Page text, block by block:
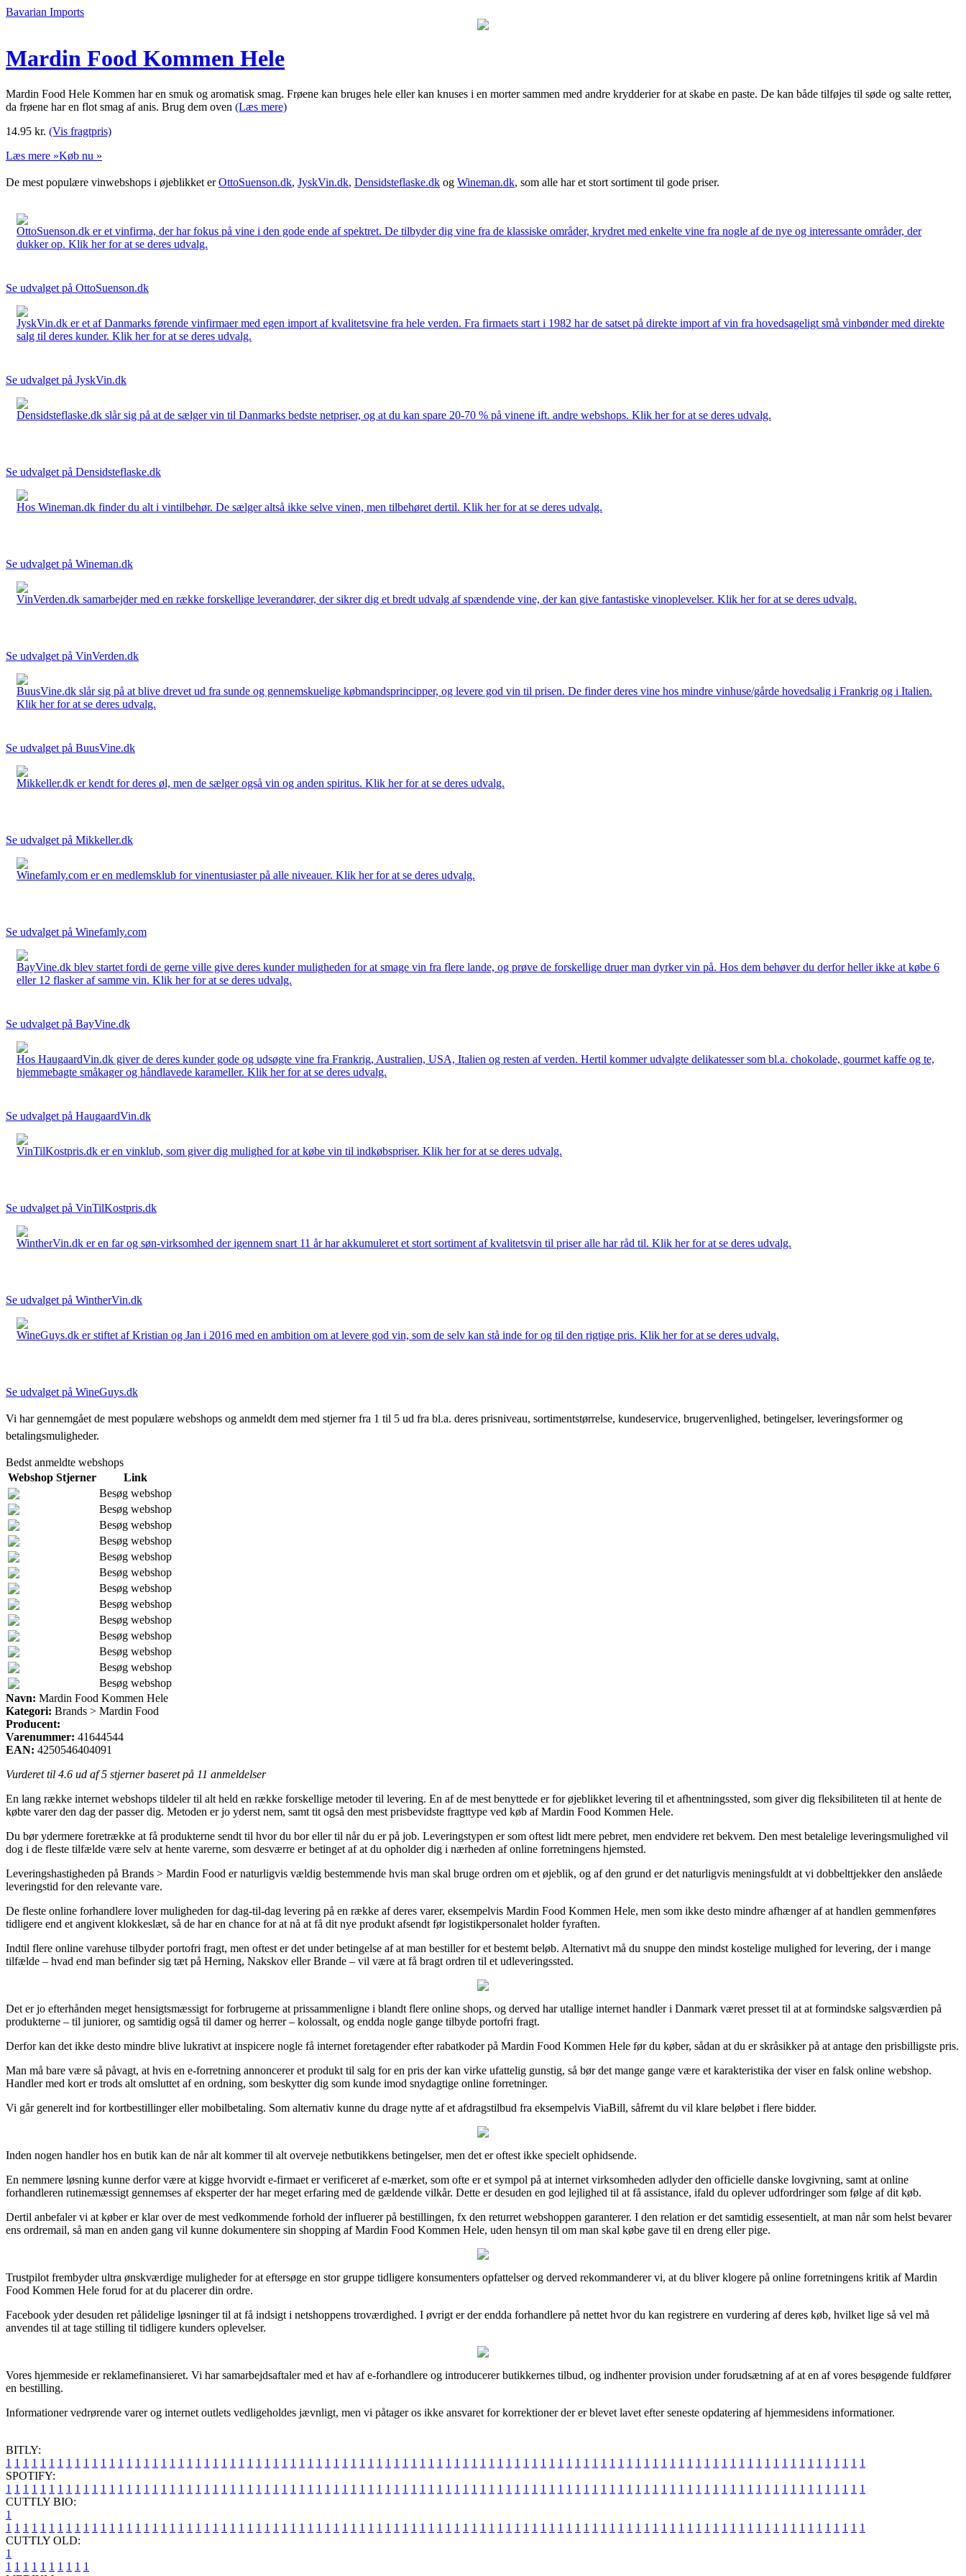
Bavarian Imports
Mardin Food Kommen Hele
Mardin Food Hele Kommen har en smuk og aromatisk smag. Frøene kan bruges hele eller kan knuses i en morter sammen med andre krydderier for at skabe en paste. De kan både tilføjes til søde og salte retter,
da frøene har en flot smag af anis. Brug dem oven (Læs mere)
14.95 kr. (Vis fragtpris)
Læs mere »Køb nu »
De mest populære vinwebshops i øjeblikket erOttoSuenson.dk, JyskVin.dk, Densidsteflaske.dk og Wineman.dk, som alle har et stort sortiment til gode priser.
OttoSuenson.dk er et vinfirma, der har fokus på vine i den gode ende af spektret. De tilbyder dig vine fra de klassiske områder, krydret med enkelte vine fra nogle af de nye og interessante områder, der
dukker op. Klik her for at se deres udvalg.
Se udvalget på OttoSuenson.dk
JyskVin.dk er et af Danmarks førende vinfirmaer med egen import af kvalitetsvine fra hele verden. Fra firmaets start i 1982 har de satset på direkte import af vin fra hovedsageligt små vinbønder med direkte
salg til deres kunder. Klik her for at se deres udvalg.
Se udvalget på JyskVin.dk
Densidsteflaske.dk slår sig på at de sælger vin til Danmarks bedste netpriser, og at du kan spare 20-70 % på vinene ift. andre webshops. Klik her for at se deres udvalg.
Se udvalget på Densidsteflaske.dk
Hos Wineman.dk finder du alt i vintilbehør. De sælger altså ikke selve vinen, men tilbehøret dertil. Klik her for at se deres udvalg.
Se udvalget på Wineman.dk
VinVerden.dk samarbejder med en række forskellige leverandører, der sikrer dig et bredt udvalg af spændende vine, der kan give fantastiske vinoplevelser. Klik her for at se deres udvalg.
Se udvalget på VinVerden.dk
BuusVine.dk slår sig på at blive drevet ud fra sunde og gennemskuelige købmandsprincipper, og levere god vin til prisen. De finder deres vine hos mindre vinhuse/gårde hovedsalig i Frankrig og i Italien.
Klik her for at se deres udvalg.
Se udvalget på BuusVine.dk
Mikkeller.dk er kendt for deres øl, men de sælger også vin og anden spiritus. Klik her for at se deres udvalg.
Se udvalget på Mikkeller.dk
Winefamly.com er en medlemsklub for vinentusiaster på alle niveauer. Klik her for at se deres udvalg.
Se udvalget på Winefamly.com
BayVine.dk blev startet fordi de gerne ville give deres kunder muligheden for at smage vin fra flere lande, og prøve de forskellige druer man dyrker vin på. Hos dem behøver du derfor heller ikke at købe 6
eller 12 flasker af samme vin. Klik her for at se deres udvalg.
Se udvalget på BayVine.dk
Hos HaugaardVin.dk giver de deres kunder gode og udsøgte vine fra Frankrig, Australien, USA, Italien og resten af verden. Hertil kommer udvalgte delikatesser som bl.a. chokolade, gourmet kaffe og te,
hjemmebagte småkager og håndlavede karameller. Klik her for at se deres udvalg.
Se udvalget på HaugaardVin.dk
VinTilKostpris.dk er en vinklub, som giver dig mulighed for at købe vin til indkøbspriser. Klik her for at se deres udvalg.
Se udvalget på VinTilKostpris.dk
WintherVin.dk er en far og søn-virksomhed der igennem snart 11 år har akkumuleret et stort sortiment af kvalitetsvin til priser alle har råd til. Klik her for at se deres udvalg.
Se udvalget på WintherVin.dk
WineGuys.dk er stiftet af Kristian og Jan i 2016 med en ambition om at levere god vin, som de selv kan stå inde for og til den rigtige pris. Klik her for at se deres udvalg.
Se udvalget på WineGuys.dk
Vi har gennemgået de mest populære webshops og anmeldt dem med stjerner fra 1 til 5 ud fra bl.a. deres prisniveau, sortimentstørrelse, kundeservice, brugervenlighed, betingelser, leveringsformer og
betalingsmuligheder.
Bedst anmeldte webshops
Webshop Stjerner
Link
Besøg webshop
Besøg webshop
Besøg webshop
Besøg webshop
Besøg webshop
Besøg webshop
Besøg webshop
Besøg webshop
Besøg webshop
Besøg webshop
Besøg webshop
Besøg webshop
Besøg webshop
Navn: Mardin Food Kommen Hele
Kategori: Brands > Mardin Food
Producent:
Varenummer: 41644544
EAN: 4250546404091
Vurderet til 4.6 ud af 5 stjerner baseret på 11 anmeldelser
En lang række internet webshops tildeler til alt held en række forskellige metoder til levering. En af de mest benyttede er for øjeblikket levering til et afhentningssted, som giver dig fleksibiliteten til at hente de
købte varer den dag der passer dig. Metoden er jo yderst nem, samt tit også den mest prisbevidste fragttype ved køb af Mardin Food Kommen Hele.
Du bør ydermere foretrække at få produkterne sendt til hvor du bor eller til når du er på job. Leveringstypen er som oftest lidt mere pebret, men endvidere ret bekvem. Den mest betalelige leveringsmulighed vil
dog i de fleste tilfælde være selv at hente varerne, som desværre er betinget af at du opholder dig i nærheden af online forretningens hjemsted.
Leveringshastigheden på Brands > Mardin Food er naturligvis vældig bestemmende hvis man skal bruge ordren om et øjeblik, og af den grund er det naturligvis meningsfuldt at vi dobbelttjekker den anslåede
leveringstid for den relevante vare.
De fleste online forhandlere lover muligheden for dag-til-dag levering på en række af deres varer, eksempelvis Mardin Food Kommen Hele, men som ikke desto mindre afhænger af at handlen gemmenføres
tidligere end et angivent klokkeslæt, så de har en chance for at nå at få dit nye produkt afsendt før logistikpersonalet holder fyraften.
Indtil flere online varehuse tilbyder portofri fragt, men oftest er det under betingelse af at man bestiller for et bestemt beløb. Alternativt må du snuppe den mindst kostelige mulighed for levering, der i mange
tilfælde – hvad end man befinder sig tæt på Herning, Nakskov eller Brande – vil være at få bragt ordren til et udleveringssted.
Det er jo efterhånden meget hensigtsmæssigt for forbrugerne at prissammenligne i blandt flere online shops, og derved har utallige internet handler i Danmark været presset til at at formindske salgsværdien på
produkterne – til juniorer, og samtidig også til damer og herrer – kolossalt, og endda nogle gange tilbyde portofri fragt.
Derfor kan det ikke desto mindre blive lukrativt at inspicere nogle få internet foretagender efter rabatkoder på Mardin Food Kommen Hele før du køber, sådan at du er skråsikker på at antage den prisbilligste pris.
Man må bare være så påvagt, at hvis en e-forretning annoncerer et produkt til salg for en pris der kan virke ufattelig gunstig, så bør det mange gange være et karakteristika der viser en falsk online webshop.
Handler med kort er trods alt omsluttet af en ordning, som beskytter dig som kunde imod snydagtige online forretninger.
Vi går generelt ind for kortbestillinger eller mobilbetaling. Som alternativ kunne du drage nytte af et afdragstilbud fra eksempelvis ViaBill, såfremt du vil klare beløbet i flere bidder.
Inden nogen handler hos en butik kan de når alt kommer til alt overveje netbutikkens betingelser, men det er oftest ikke specielt ophidsende.
En nemmere løsning kunne derfor være at kigge hvorvidt e-firmaet er verificeret af e-mærket, som ofte er et sympol på at internet virksomheden adlyder den officielle danske lovgivning, samt at online
forhandleren rutinemæssigt gennemses af eksperter der har meget erfaring med de gældende vilkår. Dette er desuden en god lejlighed til at få assistance, ifald du oplever udfordringer som følge af dit køb.
Dertil anbefaler vi at køber er klar over de mest vedkommende forhold der influerer på bestillingen, fx den returret webshoppen garanterer. I den relation er det samtidig essesentielt, at man når som helst bevarer
ens ordremail, så man en anden gang vil kunne dokumentere sin shopping af Mardin Food Kommen Hele, uden hensyn til om man skal købe gave til en dreng eller pige.
Trustpilot frembyder ultra ønskværdige muligheder for at eftersøge en stor gruppe tidligere konsumenters opfattelser og derved rekommanderer vi, at du bliver klogere på online forretningens kritik af Mardin
Food Kommen Hele forud for at du placerer din ordre.
Facebook yder desuden ret pålidelige løsninger til at få indsigt i netshoppens troværdighed. I øvrigt er der endda forhandlere på nettet hvor du kan registrere en vurdering af deres køb, hvilket lige så vel må
anvendes til at tage stilling til tidligere kunders oplevelser.
Vores hjemmeside er reklamefinansieret. Vi har samarbejdsaftaler med et hav af e-forhandlere og introducerer butikkernes tilbud, og indhenter provision under forudsætning af at en af vores besøgende fuldfører
en bestilling.
Informationer vedrørende varer og internet outlets vedligeholdes jævnligt, men vi påtager os ikke ansvaret for korrektioner der er blevet lavet efter seneste opdatering af hjemmesidens informationer.
BITLY:
1 1 1 1 1 1 1 1 1 1 1 1 1 1 1 1 1 1 1 1 1 1 1 1 1 1 1 1 1 1 1 1 1 1 1 1 1 1 1 1 1 1 1 1 1 1 1 1 1 1 1 1 1 1 1 1 1 1 1 1 1 1 1 1 1 1 1 1 1 1 1 1 1 1 1 1 1 1 1 1 1 1 1 1 1 1 1 1 1 1 1 1 1 1 1 1 1 1 1 1
SPOTIFY:
1 1 1 1 1 1 1 1 1 1 1 1 1 1 1 1 1 1 1 1 1 1 1 1 1 1 1 1 1 1 1 1 1 1 1 1 1 1 1 1 1 1 1 1 1 1 1 1 1 1 1 1 1 1 1 1 1 1 1 1 1 1 1 1 1 1 1 1 1 1 1 1 1 1 1 1 1 1 1 1 1 1 1 1 1 1 1 1 1 1 1 1 1 1 1 1 1 1 1 1
CUTTLY BIO:
1
1 1 1 1 1 1 1 1 1 1 1 1 1 1 1 1 1 1 1 1 1 1 1 1 1 1 1 1 1 1 1 1 1 1 1 1 1 1 1 1 1 1 1 1 1 1 1 1 1 1 1 1 1 1 1 1 1 1 1 1 1 1 1 1 1 1 1 1 1 1 1 1 1 1 1 1 1 1 1 1 1 1 1 1 1 1 1 1 1 1 1 1 1 1 1 1 1 1 1 1
CUTTLY OLD:
1
1 1 1 1 1 1 1 1 1 1